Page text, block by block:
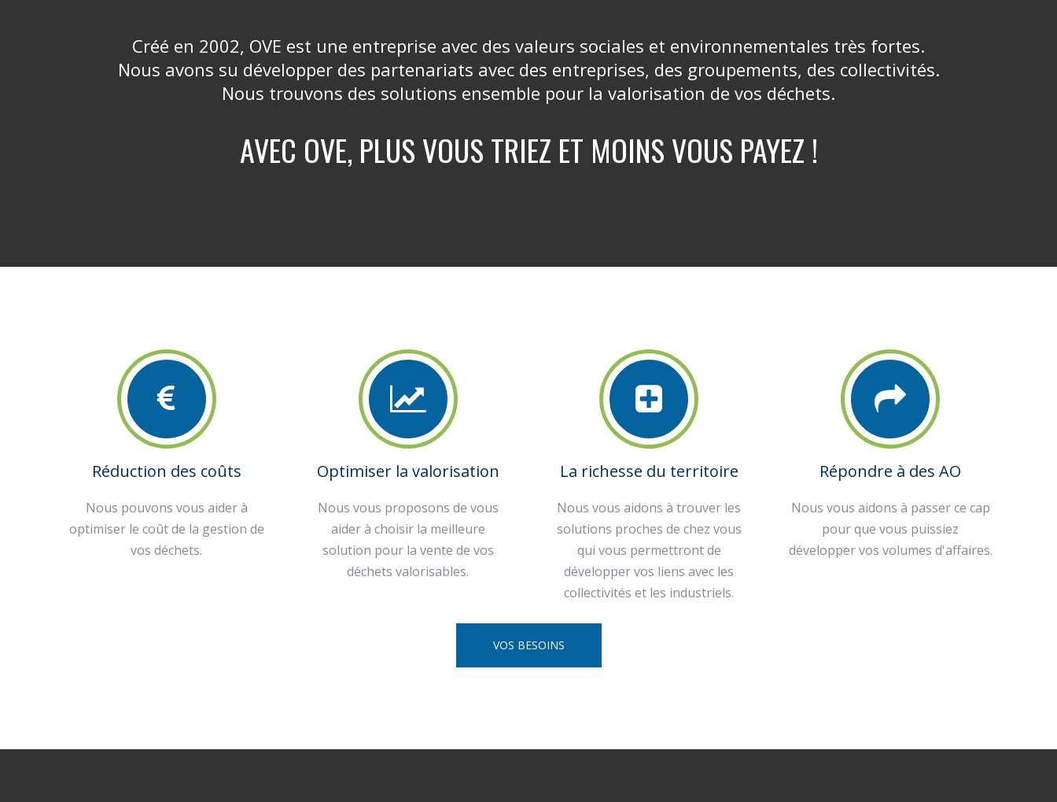
Créé en 2002, OVE est une entreprise avec des valeurs sociales et environnementales très fortes.
Nous avons su développer des partenariats avec des entreprises, des groupements, des collectivités.
Nous trouvons des solutions ensemble pour la valorisation de vos déchets.
AVEC OVE, PLUS VOUS TRIEZ ET MOINS VOUS PAYEZ !
Réduction des coûts
Nous pouvons vous aider à
optimiser le coût de la gestion de
vos déchets.
Optimiser la valorisation
Nous vous proposons de vous
aider à choisir la meilleure
solution pour la vente de vos
déchets valorisables.
La richesse du territoire
Nous vous aidons à trouver les
solutions proches de chez vous
qui vous permettront de
développer vos liens avec les
collectivités et les industriels.
Répondre à des AO
Nous vous aidons à passer ce cap
pour que vous puissiez
développer vos volumes d'affaires.
VOS BESOINS